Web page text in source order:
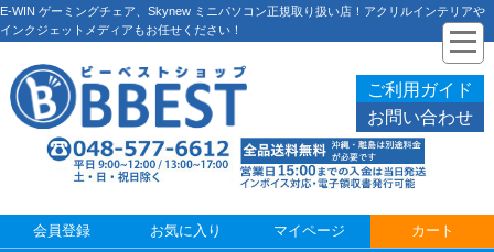
E-WIN ゲーミングチェア、Skynew ミニパソコン正規取り扱い店！アクリルインテリアや
インクジェットメディアもお任せください！
ご利用ガイド
お問い合わせ
会員登録 お気に入り マイページ カート